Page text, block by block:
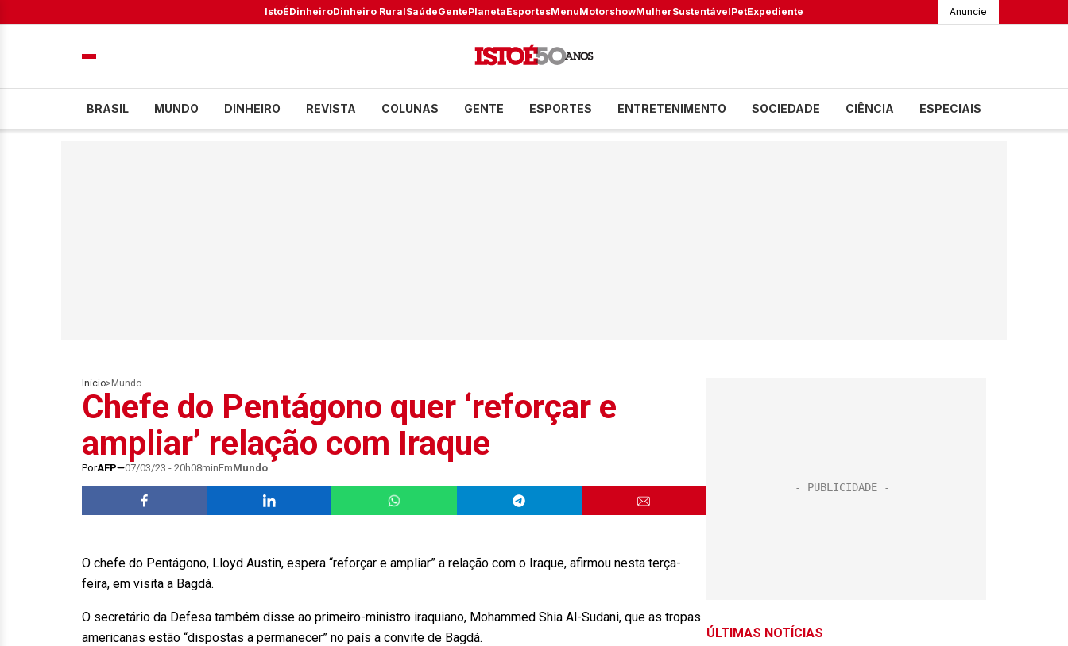
IstoÉDinheiroDinheiro RuralSaúdeGentePlanetaEsportesMenuMotorshowMulherSustentávelPetExpediente Anuncie
BRASIL MUNDO DINHEIRO REVISTA COLUNAS GENTE ESPORTES ENTRETENIMENTO SOCIEDADE CIÊNCIA ESPECIAIS
Início> Mundo
Chefe do Pentágono quer ‘reforçar e
ampliar’ relação com Iraque
PorAFP 07/03/23 - 20h08minEmMundo
O chefe do Pentágono, Lloyd Austin, espera “reforçar e ampliar” a relação com o Iraque, afirmou nesta terça-
feira, em visita a Bagdá.
O secretário da Defesa também disse ao primeiro-ministro iraquiano, Mohammed Shia Al-Sudani, que as tropas
americanas estão “dispostas a permanecer” no país a convite de Bagdá.